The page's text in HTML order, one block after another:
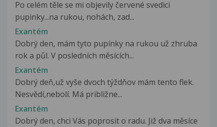
Po celém těle se mi objevily červené svedici
pupinky...na rukou, nohách, zad...
Exantém
Dobrý den, mám tyto pupínky na rukou už zhruba
rok a půl. V posledních měsících...
Exantém
Dobrý deň,už vyše dvoch týždňov mám tento flek.
Nesvědí,nebolí. Má približne...
Exantém
Dobrý den, chci Vás poprosit o radu. Již dva měsíce